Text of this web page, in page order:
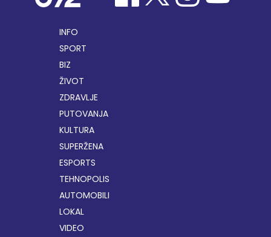
INFO
SPORT
BIZ
ŽIVOT
ZDRAVLJE
PUTOVANJA
KULTURA
SUPERŽENA
ESPORTS
TEHNOPOLIS
AUTOMOBILI
LOKAL
VIDEO